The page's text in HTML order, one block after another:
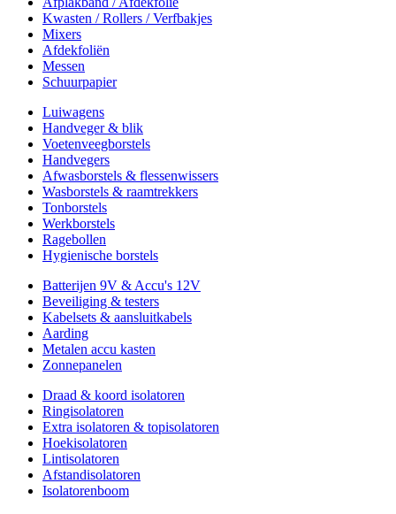
Kwasten / Rollers / Verfbakjes
Mixers
Afdekfoliën
Messen
Schuurpapier
Luiwagens
Handveger & blik
Voetenveegborstels
Handvegers
Afwasborstels & flessenwissers
Wasborstels & raamtrekkers
Tonborstels
Werkborstels
Ragebollen
Hygienische borstels
Batterijen 9V & Accu's 12V
Beveiliging & testers
Kabelsets & aansluitkabels
Aarding
Metalen accu kasten
Zonnepanelen
Draad & koord isolatoren
Ringisolatoren
Extra isolatoren & topisolatoren
Hoekisolatoren
Lintisolatoren
Afstandisolatoren
Isolatorenboom